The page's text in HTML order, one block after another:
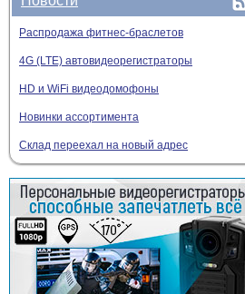
Распродажа фитнес-браслетов
4G (LTE) автовидеорегистраторы
HD и WiFi видеодомофоны
Новинки ассортимента
Склад переехал на новый адрес